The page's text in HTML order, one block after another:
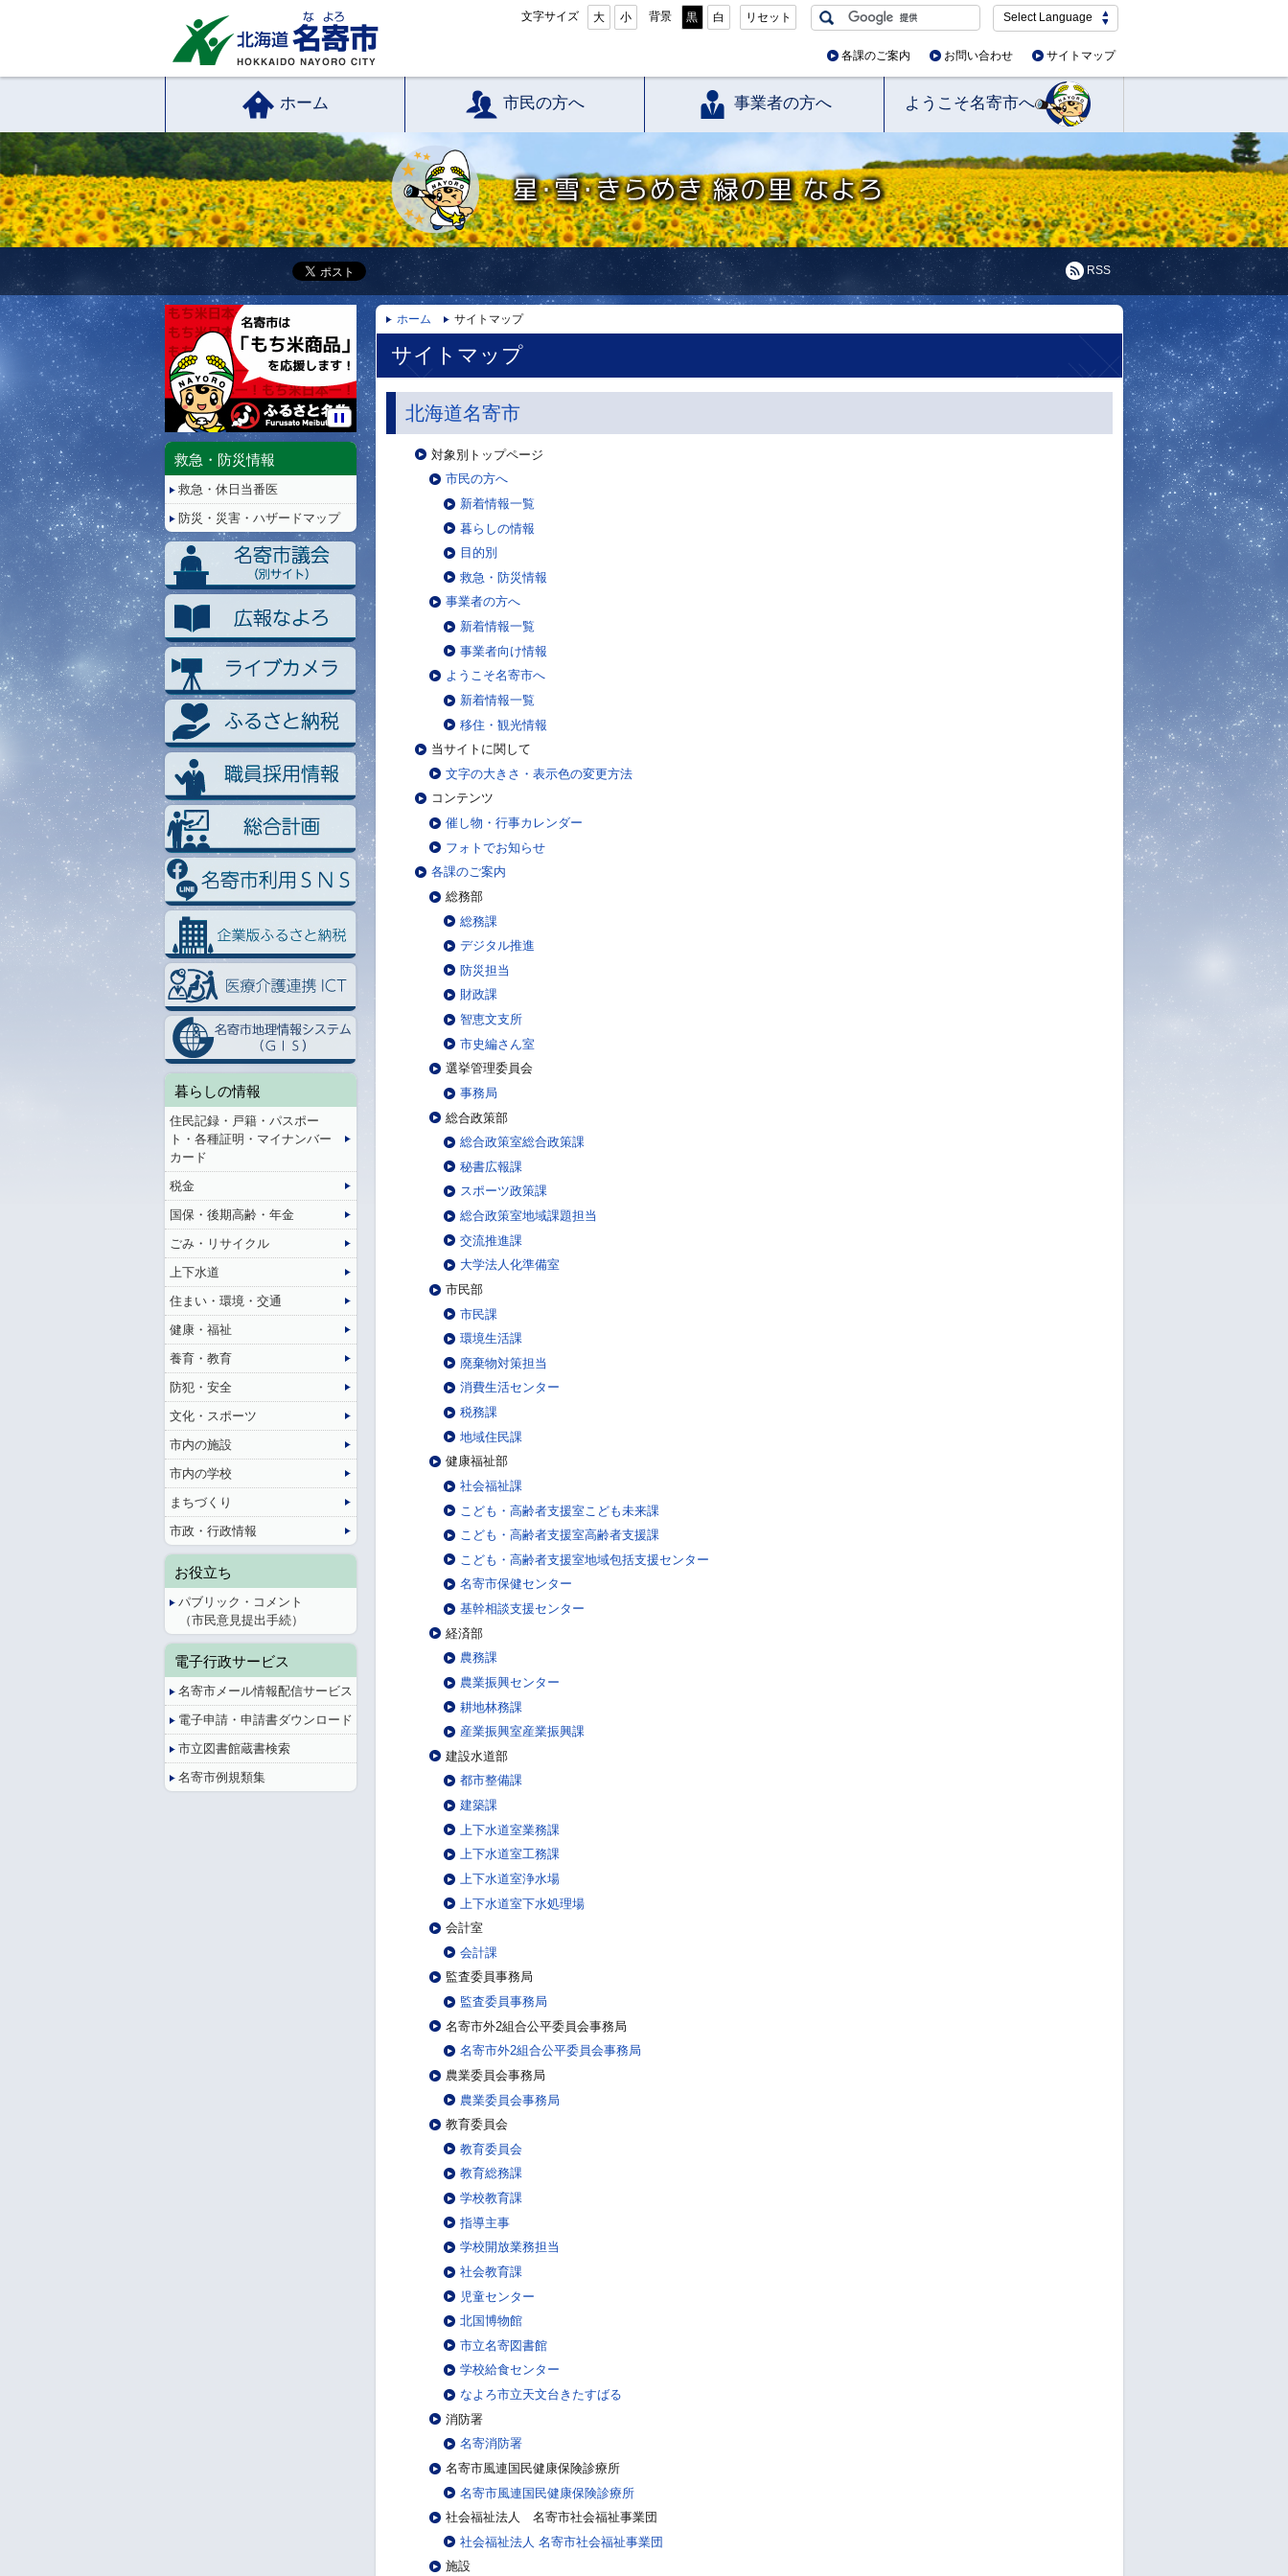
文字サイズ 大 小 背景 黒 白 リセット Select Language
各課のご案内 お問い合わせ サイトマップ
ホーム 市民の方へ 事業者の方へ ようこそ名寄市へ
星・雪・きらめき 緑の里 なよろ
RSS
ホーム サイトマップ
サイトマップ
北海道名寄市
対象別トップページ
市民の方へ
新着情報一覧
暮らしの情報
目的別
救急・防災情報
事業者の方へ
新着情報一覧
事業者向け情報
ようこそ名寄市へ
新着情報一覧
移住・観光情報
当サイトに関して
文字の大きさ・表示色の変更方法
コンテンツ
催し物・行事カレンダー
フォトでお知らせ
各課のご案内
総務部
総務課
デジタル推進
防災担当
財政課
智恵文支所
市史編さん室
選挙管理委員会
事務局
総合政策部
総合政策室総合政策課
秘書広報課
スポーツ政策課
総合政策室地域課題担当
交流推進課
大学法人化準備室
市民部
市民課
環境生活課
廃棄物対策担当
消費生活センター
税務課
地域住民課
健康福祉部
社会福祉課
こども・高齢者支援室こども未来課
こども・高齢者支援室高齢者支援課
こども・高齢者支援室地域包括支援センター
名寄市保健センター
基幹相談支援センター
経済部
農務課
農業振興センター
耕地林務課
産業振興室産業振興課
建設水道部
都市整備課
建築課
上下水道室業務課
上下水道室工務課
上下水道室浄水場
上下水道室下水処理場
会計室
会計課
監査委員事務局
監査委員事務局
名寄市外2組合公平委員会事務局
名寄市外2組合公平委員会事務局
農業委員会事務局
農業委員会事務局
教育委員会
教育委員会
教育総務課
学校教育課
指導主事
学校開放業務担当
社会教育課
児童センター
北国博物館
市立名寄図書館
学校給食センター
なよろ市立天文台きたすばる
消防署
名寄消防署
名寄市風連国民健康保険診療所
名寄市風連国民健康保険診療所
社会福祉法人 名寄市社会福祉事業団
社会福祉法人 名寄市社会福祉事業団
施設
停
再
救急・防災情報
救急・休日当番医
防災・災害・ハザードマップ
暮らしの情報
住民記録・戸籍・パスポー
ト・各種証明・マイナンバー
カード
税金
国保・後期高齢・年金
ごみ・リサイクル
上下水道
住まい・環境・交通
健康・福祉
養育・教育
防犯・安全
文化・スポーツ
市内の施設
市内の学校
まちづくり
市政・行政情報
お役立ち
パブリック・コメント
（市民意見提出手続）
電子行政サービス
名寄市メール情報配信サービス
電子申請・申請書ダウンロード
市立図書館蔵書検索
名寄市例規類集